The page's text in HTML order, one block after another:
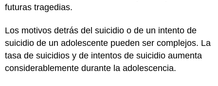
futuras tragedias.
Los motivos detrás del suicidio o de un intento de
suicidio de un adolescente pueden ser complejos. La
tasa de suicidios y de intentos de suicidio aumenta
considerablemente durante la adolescencia.